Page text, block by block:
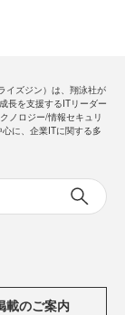
イズジン）は、翔泳社が
長を支援するITリーダー
ノロジー/情報セキュリ
に、企業ITに関する多
載のご案内